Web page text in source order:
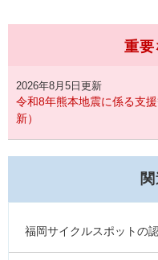
重
2026年8月5日更新
令和8年熊本地震に係る支
新）
福岡サイクルスポットの